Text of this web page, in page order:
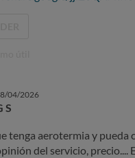
04/2026
S
tenga aerotermia y pueda
del servicio, precio....